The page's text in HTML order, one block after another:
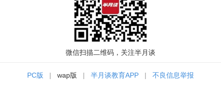
微信扫描二维码，关注半月谈
PC版 | wap版 | 半月谈教育APP | 不良信息举报